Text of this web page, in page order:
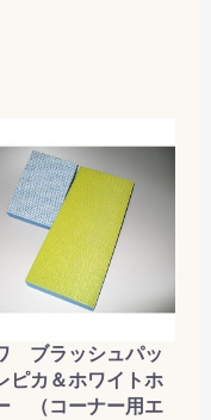
ブラッシュパッ
ピカ＆ホワイトホ
（コーナー用エ